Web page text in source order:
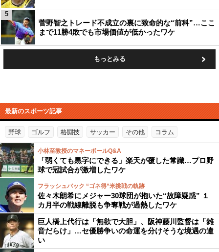
菅野智之トレード不成立の裏に致命的な“前科”…ここ
まで11勝4敗でも市場価値が低かったワケ
5
もっとみる
最新のスポーツ記事
野球 ゴルフ 格闘技 サッカー その他 コラム
小林至教授のマネーボールQ&A
「弱くても黒字にできる」楽天が覆した常識…プロ野
球で冠試合が激増したワケ
フラッシュバック “ゴネ得”米挑戦の軌跡
佐々木朗希にメジャー30球団が抱いた“故障疑惑” １
カ月半の戦線離脱も争奪戦が過熱したワケ
巨人橋上代行は「無欲で大胆」、阪神藤川監督は「雑
音だらけ」…セ優勝争いの命運を分けそうな境遇の違
い